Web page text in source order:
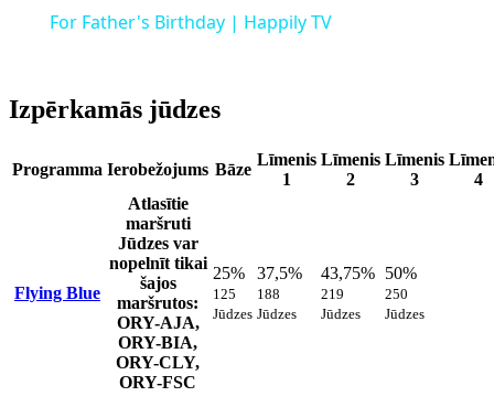
For Father's Birthday | Happily TV
Izpērkamās jūdzes
Programma Ierobežojums Bāze
Līmenis
1
Līmenis
2
Līmenis
3
4
Flying Blue
Atlasītie
maršruti
Jūdzes var
nopelnīt tikai
šajos
maršrutos:
ORY-AJA,
ORY-BIA,
ORY-CLY,
ORY-FSC
25%
125
Jūdzes
37,5%
188
Jūdzes
43,75%
219
Jūdzes
50%
250
Jūdzes